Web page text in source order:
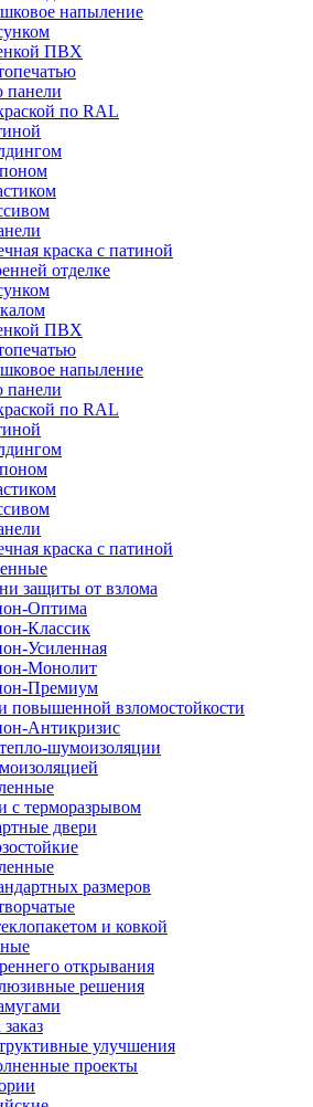
напыление
ПВХ
панели
по RAL
краска с патиной
отделке
ПВХ
напыление
панели
по RAL
краска с патиной
защиты от взлома
Оптима
Классик
Усиленная
Монолит
Премиум
повышенной взломостойкости
Антикризис
шумоизоляции
с терморазрывом
двери
размеров
и ковкой
открывания
решения
улучшения
проекты